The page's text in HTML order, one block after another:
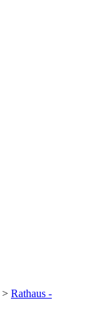
> Rathaus -